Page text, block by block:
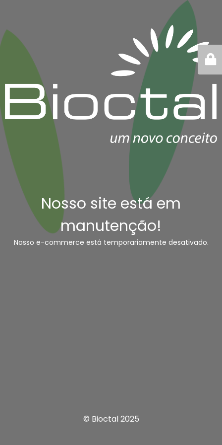
Nosso site está em
manutenção!
Nosso e-commerce está temporariamente desativado.
© Bioctal 2025